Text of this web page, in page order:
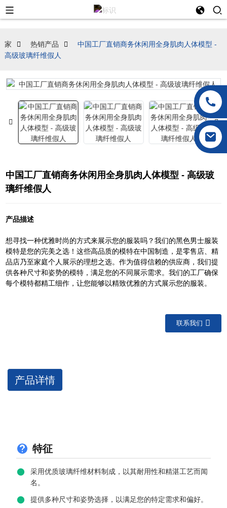
家 热销产品
中国工厂直销商务休闲用全身肌肉人体模型 -
高级玻璃纤维假人
中国工厂直销商务休闲用全身肌肉人体模型 - 高级玻
璃纤维假人
产品描述
想寻找一种优雅时尚的方式来展示您的服装吗？我们的黑色男士服装
模特是您的完美之选！这些高品质的模特在中国制造，是零售店、精
品店乃至家庭个人展示的理想之选。作为值得信赖的供应商，我们提
供各种尺寸和姿势的模特，满足您的不同展示需求。我们的工厂确保
每个模特都精工细作，让您能够以精致优雅的方式展示您的服装。
联系我们
产品详情
特征
采用优质玻璃纤维材料制成，以其耐用性和精湛工艺而闻
名。
提供多种尺寸和姿势选择，以满足您的特定需求和偏好。